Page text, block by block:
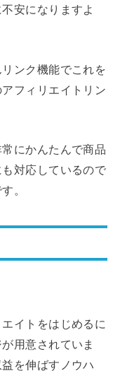
安になりますよ
ンク機能でこれを
フィリエイトリン
にかんたんで商品
対応しているので
。
イトをはじめるに
用意されていま
を伸ばすノウハ